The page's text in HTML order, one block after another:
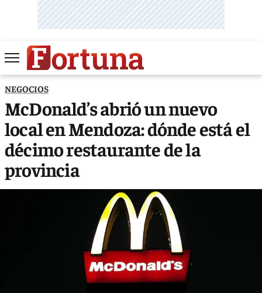
NEGOCIOS
McDonald’s abrió un nuevo
local en Mendoza: dónde está el
décimo restaurante de la
provincia